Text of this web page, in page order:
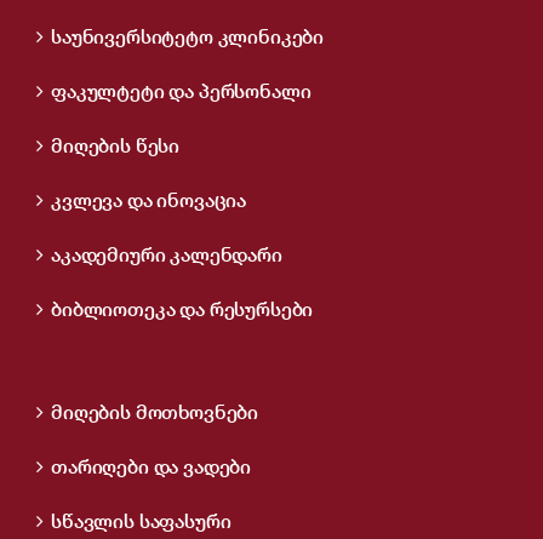
საუნივერსიტეტო კლინიკები
ფაკულტეტი და პერსონალი
მიღების წესი
კვლევა და ინოვაცია
აკადემიური კალენდარი
ბიბლიოთეკა და რესურსები
მიღების მოთხოვნები
თარიღები და ვადები
სწავლის საფასური